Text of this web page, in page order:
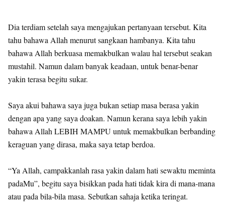
Dia terdiam setelah saya mengajukan pertanyaan tersebut. Kita
tahu bahawa Allah menurut sangkaan hambanya. Kita tahu
bahawa Allah berkuasa memakbulkan walau hal tersebut seakan
mustahil. Namun dalam banyak keadaan, untuk benar-benar
yakin terasa begitu sukar.
Saya akui bahawa saya juga bukan setiap masa berasa yakin
dengan apa yang saya doakan. Namun kerana saya lebih yakin
bahawa Allah LEBIH MAMPU untuk memakbulkan berbanding
keraguan yang dirasa, maka saya tetap berdoa.
“Ya Allah, campakkanlah rasa yakin dalam hati sewaktu meminta
padaMu”, begitu saya bisikkan pada hati tidak kira di mana-mana
atau pada bila-bila masa. Sebutkan sahaja ketika teringat.